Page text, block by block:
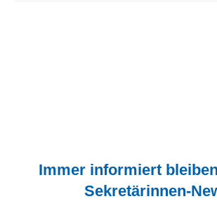
Immer informiert
Sekretärinnen-